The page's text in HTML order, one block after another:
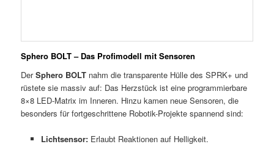
Sphero BOLT – Das Profimodell mit Sensoren
DerSphero BOLT nahm die transparente Hülle des SPRK+ und
rüstete sie massiv auf: Das Herzstück ist eine programmierbare
8×8 LED-Matrix im Inneren. Hinzu kamen neue Sensoren, die
besonders für fortgeschrittene Robotik-Projekte spannend sind:
Lichtsensor:Erlaubt Reaktionen auf Helligkeit.